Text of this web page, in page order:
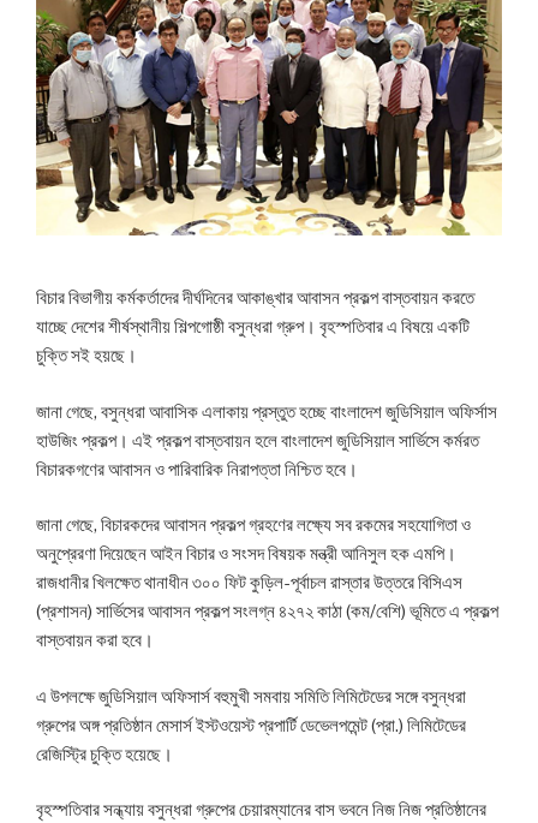
বিচার বিভাগীয় কর্মকর্তাদের দীর্ঘদিনের আকাঙ্খার আবাসন প্রকল্প বাস্তবায়ন করতে
যাচ্ছে দেশের শীর্ষস্থানীয় শিল্পগোষ্ঠী বসুন্ধরা গ্রুপ। বৃহস্পতিবার এ বিষয়ে একটি
চুক্তি সই হয়ছে।
জানা গেছে, বসুন্ধরা আবাসিক এলাকায় প্রস্তুত হচ্ছে বাংলাদেশ জুডিসিয়াল অফির্সাস
হাউজিং প্রকল্প। এই প্রকল্প বাস্তবায়ন হলে বাংলাদেশ জুডিসিয়াল সার্ভিসে কর্মরত
বিচারকগণের আবাসন ও পারিবারিক নিরাপত্তা নিশ্চিত হবে।
জানা গেছে, বিচারকদের আবাসন প্রকল্প গ্রহণের লক্ষ্যে সব রকমের সহযোগিতা ও
অনুপ্রেরণা দিয়েছেন আইন বিচার ও সংসদ বিষয়ক মন্ত্রী আনিসুল হক এমপি।
রাজধানীর খিলক্ষেত থানাধীন ৩০০ ফিট কুড়িল-পূর্বাচল রাস্তার উত্তরে বিসিএস
(প্রশাসন) সার্ভিসের আবাসন প্রকল্প সংলগ্ন ৪২৭২ কাঠা (কম/বেশি) ভূমিতে এ প্রকল্প
বাস্তবায়ন করা হবে।
এ উপলক্ষে জুডিসিয়াল অফিসার্স বহুমুখী সমবায় সমিতি লিমিটেডের সঙ্গে বসুন্ধরা
গ্রুপের অঙ্গ প্রতিষ্ঠান মেসার্স ইস্টওয়েস্ট প্রপার্টি ডেভেলপমেন্ট (প্রা.) লিমিটেডের
রেজিস্ট্রি চুক্তি হয়েছে।
বৃহস্পতিবার সন্ধ্যায় বসুন্ধরা গ্রুপের চেয়ারম্যানের বাস ভবনে নিজ নিজ প্রতিষ্ঠানের